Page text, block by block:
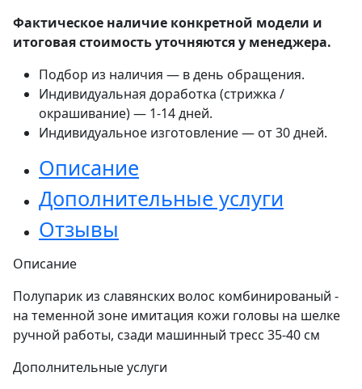
Фактическое наличие конкретной модели и
итоговая стоимость уточняются у менеджера.
Подбор из наличия — в день обращения.
Индивидуальная доработка (стрижка /
окрашивание) — 1-14 дней.
Индивидуальное изготовление — от 30 дней.
Описание
Дополнительные услуги
Отзывы
Описание
Полупарик из славянских волос комбинированый -
на теменной зоне имитация кожи головы на шелке
ручной работы, сзади машинный тресс 35-40 см
Дополнительные услуги